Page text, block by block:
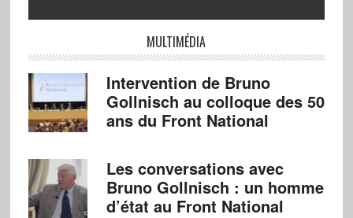
MULTIMÉDIA
Intervention de Bruno
Gollnisch au colloque des 50
ans du Front National
Les conversations avec
Bruno Gollnisch : un homme
d’état au Front National